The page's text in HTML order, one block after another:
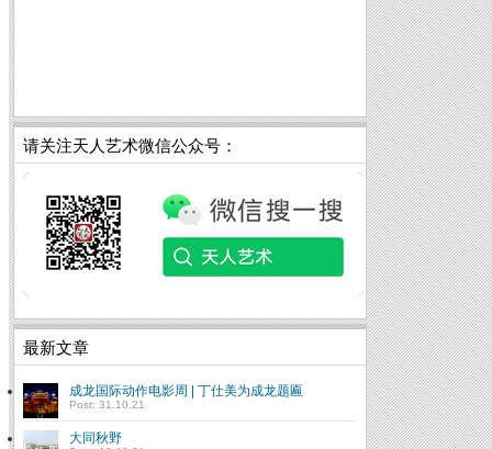
请关注天人艺术微信公众号：
最新文章
成龙国际动作电影周 | 丁仕美为成龙题匾
Post: 31.10.21
大同秋野